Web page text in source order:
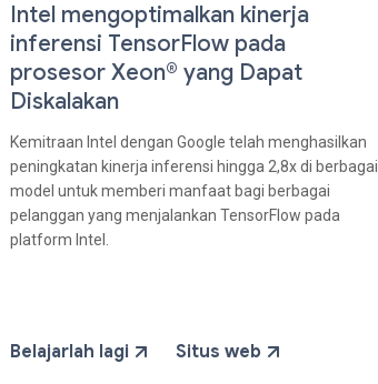
Intel mengoptimalkan kinerja
inferensi TensorFlow pada
prosesor Xeon® yang Dapat
Diskalakan
Kemitraan Intel dengan Google telah menghasilkan
peningkatan kinerja inferensi hingga 2,8x di berbagai
model untuk memberi manfaat bagi berbagai
pelanggan yang menjalankan TensorFlow pada
platform Intel.
Belajarlah lagi Situs web